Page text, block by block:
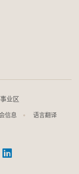
业区
信息 语言翻译
频LinkedIn